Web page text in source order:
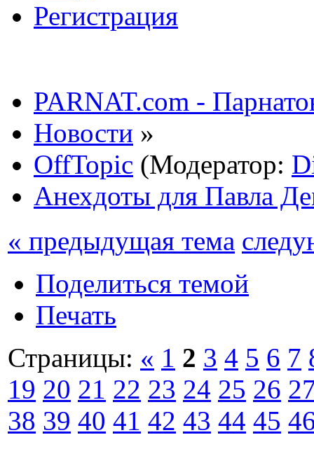
Регистрация
PARNAT.com -
Новости »
OffTopic (Модератор:
Анехдоты для Павла
« предыдущая тема
Поделиться темой
Печать
Страницы: « 1 2 3 4 5 6 7
19 20 21 22 23 24 25 26
38 39 40 41 42 43 44 45